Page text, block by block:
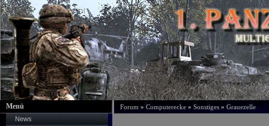
Menü
News
Forum » Computerecke » Sonstiges » Grauezelle